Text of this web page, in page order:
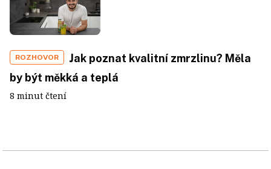
ROZHOVOR
Jak poznat kvalitní zmrzlinu? Měla
by být měkká a teplá
8 minut čtení